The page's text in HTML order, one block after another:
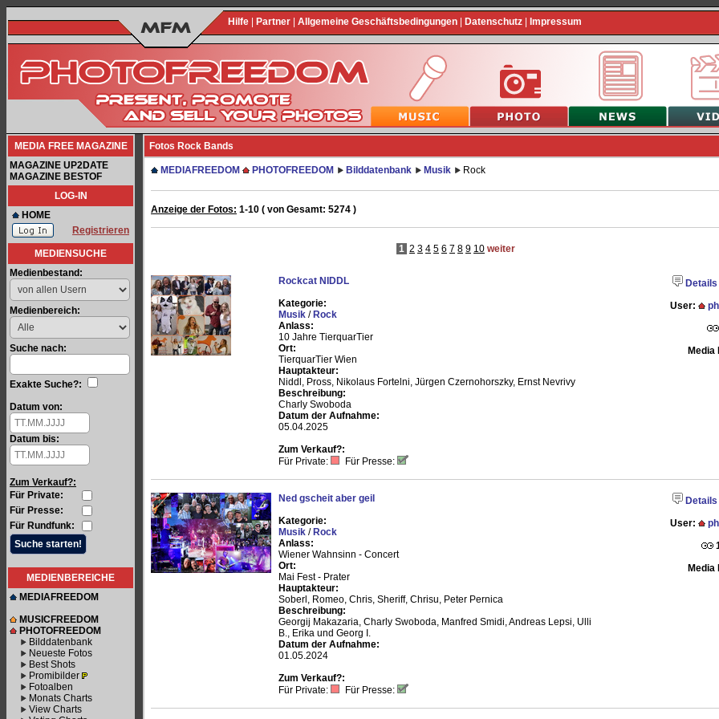
Hilfe Partner Allgemeine Geschäftsbedingungen Datenschutz Impressum
MEDIA FREE MAGAZINE
MAGAZINE UP2DATE
MAGAZINE BESTOF
LOG-IN
HOME
Registrieren
MEDIENSUCHE
Medienbestand:
Medienbereich:
Suche nach:
Exakte Suche?:
Datum von:
Datum bis:
Zum Verkauf?:
Für Private:
Für Presse:
Für Rundfunk:
MEDIENBEREICHE
MEDIAFREEDOM
MUSICFREEDOM
PHOTOFREEDOM
Bilddatenbank
Neueste Fotos
Best Shots
Promibilder
Fotoalben
Monats Charts
View Charts
Fotos Rock Bands
MEDIAFREEDOM PHOTOFREEDOM Bilddatenbank Musik Rock
Anzeige der Fotos: 1-10 ( von Gesamt: 5274 )
1 2 3 4 5 6 7 8 9 10 weiter
Rockcat NIDDL
Kategorie:
Musik / Rock
Anlass:
10 Jahre TierquarTier
Ort:
TierquarTier Wien
Hauptakteur:
Niddl, Pross, Nikolaus Fortelni, Jürgen Czernohorszky, Ernst Nevrivy
Beschreibung:
Charly Swoboda
Datum der Aufnahme:
05.04.2025
Zum Verkauf?:
Für Private:
Für Presse:
User:
Media
Ned gscheit aber geil
Kategorie:
Musik / Rock
Anlass:
Wiener Wahnsinn - Concert
Ort:
Mai Fest - Prater
Hauptakteur:
Soberl, Romeo, Chris, Sheriff, Chrisu, Peter Pernica
Beschreibung:
Georgij Makazaria, Charly Swoboda, Manfred Smidi, Andreas Lepsi, Ulli
B., Erika und Georg I.
Datum der Aufnahme:
01.05.2024
Zum Verkauf?:
Für Private:
Für Presse:
User:
Media